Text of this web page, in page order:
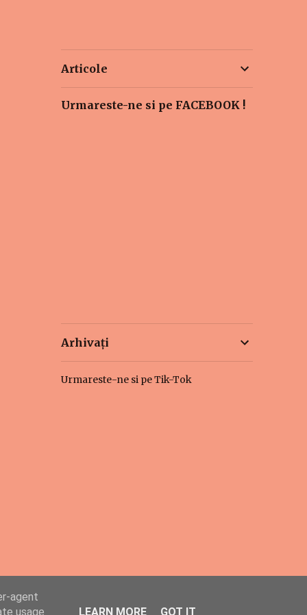
Articole
Urmareste-ne si pe FACEBOOK !
Arhivați
Urmareste-ne si pe Tik-Tok
agent
usage
LEARN MORE GOT IT